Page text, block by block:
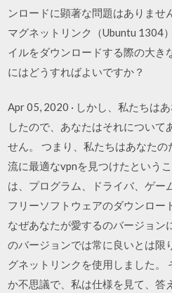
ンロードに顕著な問題はありま
マグネットリンク（Ubuntu 1304
イルをダウンロードする際の大き
にはどうすればよいですか？
Apr 05, 2020 · しかし、私たちは
したので、あなたはそれについて
せん。 つまり、私たちはあなた
流に最適なvpnを見つけたという
は、プログラム、ドライバ、ゲー
フリーソフトウェアのダウンロー
なぜあなたが愛するのバージョン
のバージョンでは常に良いとは限
グネットリンクを使用しました。
か不思議で、私は仕様を見て、答